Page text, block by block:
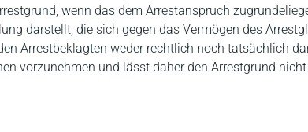
wenn das dem Arrestanspruch
darstellt, die sich gegen das Vermögen des
Arrestbeklagten weder rechtlich noch tatsächlich
vorzunehmen und lässt daher den Arrestgrund